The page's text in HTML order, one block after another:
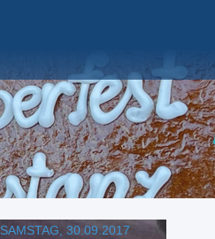
SAMSTAG, 30.09.2017